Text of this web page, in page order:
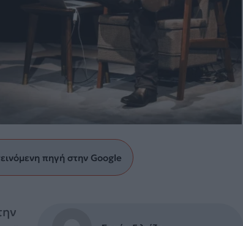
πηγή στην Google